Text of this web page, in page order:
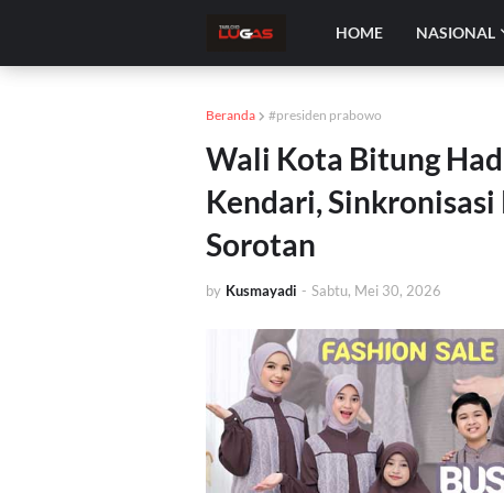
HOME NASIONAL
Beranda #presiden prabowo
Wali Kota Bitung
Kendari,
Sorotan
by Kusmayadi - Sabtu, Mei 30, 2026